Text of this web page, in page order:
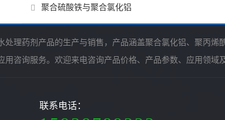
聚合硫酸铁与聚合氯化铝
处理药剂产品的生产与销售，产品涵盖聚合氯化铝、聚丙
咨询服务。欢迎来电咨询产品价格、产品参数、应用领域
联系电话：